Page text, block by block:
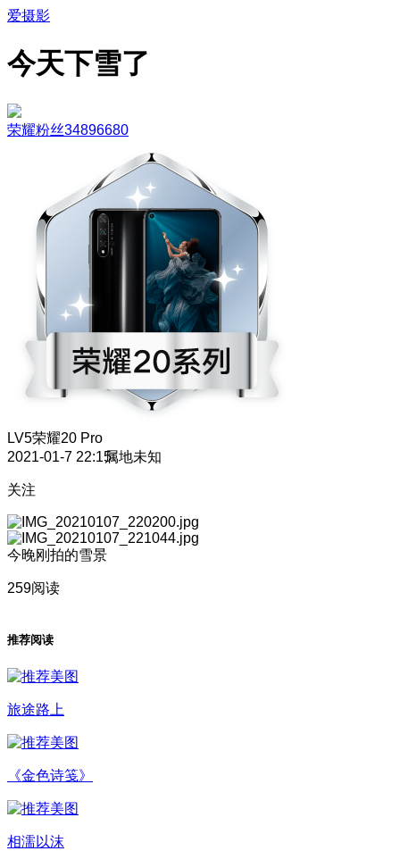
爱摄影
今天下雪了
荣耀粉丝34896680
LV5荣耀20 Pro
2021-01-7 22:15属地未知
关注
今晚刚拍的雪景
259阅读
推荐阅读
旅途路上
《金色诗笺》
相濡以沫